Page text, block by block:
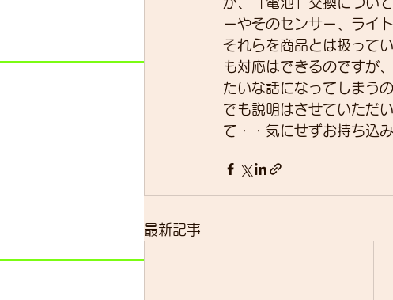
ーやそのセンサー、ライ
それらを商品とは扱って
も対応はできるのですが
たいな話になってしまう
でも説明はさせていただ
て・・気にせずお持ち込
最新記事